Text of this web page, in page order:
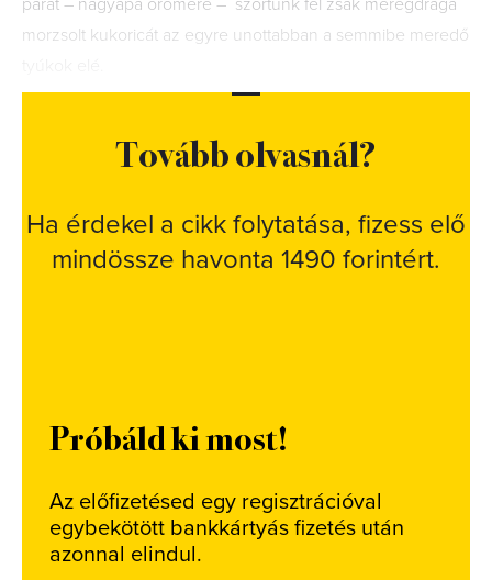
párat – nagyapa örömére – szórtunk fél zsák méregdrága
morzsolt kukoricát az egyre unottabban a semmibe meredő
Tovább olvasnál?
Ha érdekel a cikk folytatása, fizess elő
mindössze havonta 1490 forintért.
Próbáld ki most!
Az előfizetésed egy regisztrációval
egybekötött bankkártyás fizetés után
azonnal elindul.